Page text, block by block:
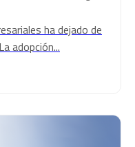
ha dejado de
adopción...